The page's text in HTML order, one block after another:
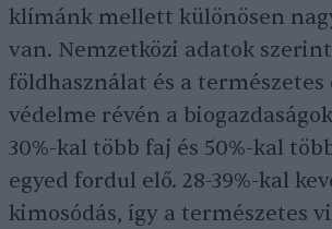
klímánk mellett különösen
van. Nemzetközi adatok
földhasználat és a természetes
védelme révén a
30%-kal több faj és 50%-kal
egyed fordul elő. 28-39%-kal
kimosódás, így a természetes